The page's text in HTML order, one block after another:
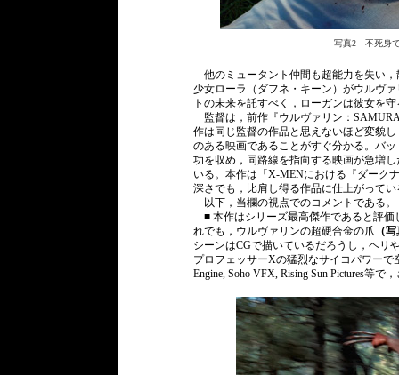
写真2 不死身
他のミュータント仲間も超能力を失い
少女ローラ（ダフネ・キーン）がウルヴ
トの未来を託すべく，ローガンは彼女を
監督は，前作『ウルヴァリン：
作は同じ監督の作品と思えないほど変貌
のある映画であることがすぐ分かる。バ
功を収め，同路線を指向する映画が急増
いる。本作は「X-MENにおける『ダーク
深さでも，比肩し得る作品に仕上がってい
以下，当欄の視点でのコメントである。
■ 本作はシリーズ最高傑作であると評価
れでも，ウルヴァリンの超硬合金の爪 （
シーンはCGで描いているだろうし，ヘリ
プロフェッサーXの猛烈なサイコパワー
Engine, Soho VFX, Rising Sun Pictures等で